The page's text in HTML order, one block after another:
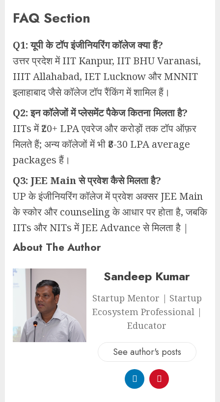
FAQ Section
Q1: यूपी के टॉप इंजीनियरिंग कॉलेज क्या हैं?
उत्तर प्रदेश में IIT Kanpur, IIT BHU Varanasi,
IIIT Allahabad, IET Lucknow और MNNIT
इलाहाबाद जैसे कॉलेज टॉप रैंकिंग में शामिल हैं।
Q2: इन कॉलेजों में प्लेसमेंट पैकेज कितना मिलता है?
IITs में ₹20+ LPA एवरेज और करोड़ों तक टॉप ऑफ़र
मिलते हैं; अन्य कॉलेजों में भी ₹8-30 LPA average
packages हैं।
Q3: JEE Main से प्रवेश कैसे मिलता है?
UP के इंजीनियरिंग कॉलेज में प्रवेश अक्सर JEE Main
के स्कोर और counseling के आधार पर होता है, जबकि
IITs और NITs में JEE Advance से मिलता है |
About The Author
Sandeep Kumar
Startup Mentor | Startup
Ecosystem Professional |
Educator
See author's posts